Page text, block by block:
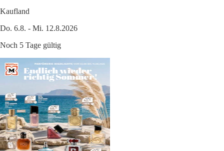
Kaufland
Do. 6.8. - Mi. 12.8.2026
Noch 5 Tage gültig